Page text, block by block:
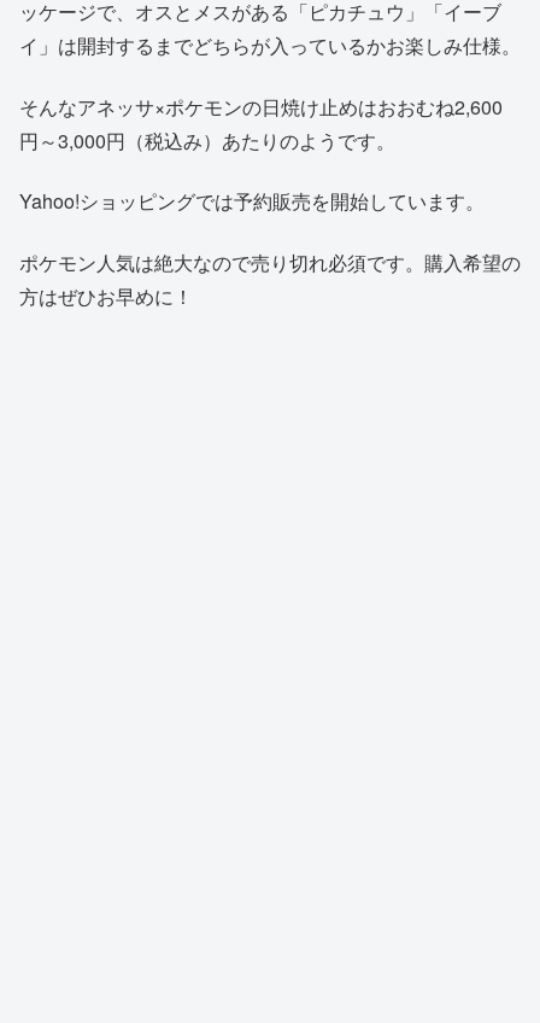
ッケージで、オスとメスがある「ピカチュウ」「イーブ
イ」は開封するまでどちらが入っているかお楽しみ仕様。
そんなアネッサ×ポケモンの日焼け止めはおおむね2,600
円～3,000円（税込み）あたりのようです。
Yahoo!ショッピングでは予約販売を開始しています。
ポケモン人気は絶大なので売り切れ必須です。購入希望の
方はぜひお早めに！